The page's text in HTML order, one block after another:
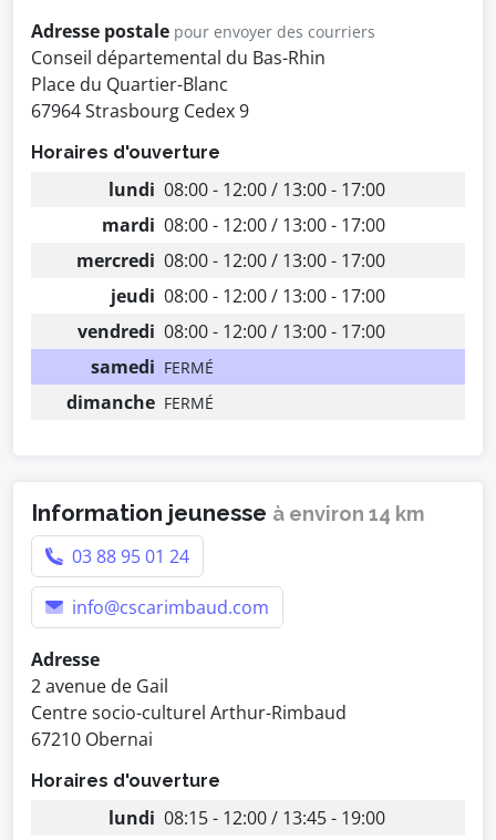
Adresse postale pour envoyer des courriers
Conseil départemental du Bas-Rhin
Place du Quartier-Blanc
67964 Strasbourg Cedex 9
Horaires d'ouverture
lundi 08:00 - 12:00 / 13:00 - 17:00
mardi 08:00 - 12:00 / 13:00 - 17:00
mercredi 08:00 - 12:00 / 13:00 - 17:00
jeudi 08:00 - 12:00 / 13:00 - 17:00
vendredi 08:00 - 12:00 / 13:00 - 17:00
samedi FERMÉ
dimanche FERMÉ
Information jeunesse à environ 14 km
03 88 95 01 24
info@cscarimbaud.com
Adresse
2 avenue de Gail
Centre socio-culturel Arthur-Rimbaud
67210 Obernai
Horaires d'ouverture
lundi 08:15 - 12:00 / 13:45 - 19:00